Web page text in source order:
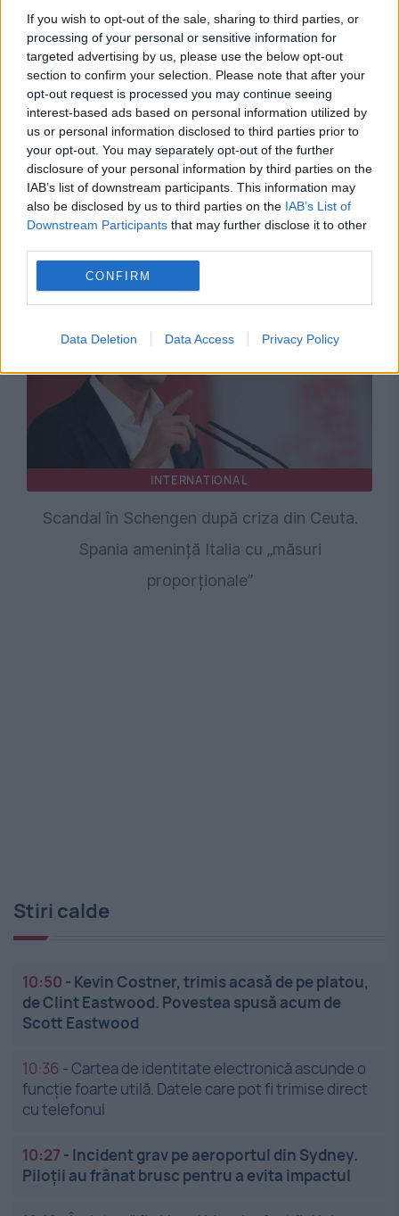
If you wish to opt-out of the sale, sharing to third parties, or
processing of your personal or sensitive information for
targeted advertising by us, please use the below opt-out
section to confirm your selection. Please note that after your
opt-out request is processed you may continue seeing
interest-based ads based on personal information utilized by
us or personal information disclosed to third parties prior to
your opt-out. You may separately opt-out of the further
disclosure of your personal information by third parties on the
IAB’s list of downstream participants. This information may
also be disclosed by us to third parties on the IAB’s List of
Downstream Participants that may further disclose it to other
CONFIRM
Data Deletion Data Access Privacy Policy
INTERNATIONAL
Italia nu cedează presiunilor Spaniei.
Controalele la frontieră rămân în vigoare
INTERNATIONAL
Scandal în Schengen după criza din Ceuta.
Spania amenință Italia cu „măsuri
proporționale”
Stiri calde
10:50 - Kevin Costner, trimis acasă de pe platou,
de Clint Eastwood. Povestea spusă acum de
Scott Eastwood
10:36 -Cartea de identitate electronică ascunde o
funcție foarte utilă. Datele care pot fi trimise direct
cu telefonul
10:27 - Incident grav pe aeroportul din Sydney.
Piloții au frânat brusc pentru a evita impactul